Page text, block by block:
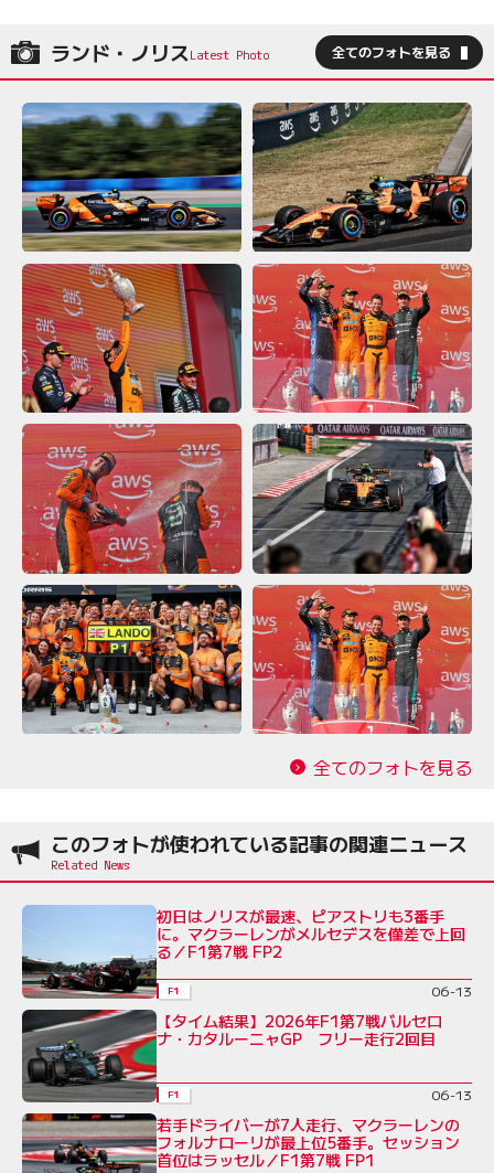
ランド・ノリス 全てのフォトを見る
全てのフォトを見る
このフォトが使われている記事の関連ニュース
初日はノリスが最速、ピアストリも3番手
に。マクラーレンがメルセデスを僅差で上回
る／F1第7戦 FP2
F1 06-13
【タイム結果】2026年F1第7戦バルセロ
ナ・カタルーニャGP フリー走行2回目
F1 06-13
若手ドライバーが7人走行、マクラーレンの
フォルナローリが最上位5番手。セッション
首位はラッセル／F1第7戦 FP1